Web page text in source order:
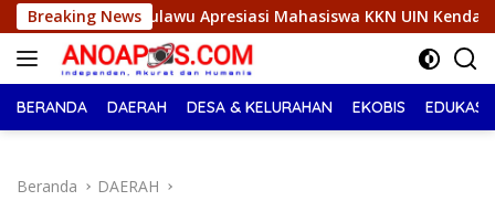
Langsung
ke
konten
Breaking News
UIN Kendari Lakukan Edukasi Keagamaan Kepada
BERANDA DAERAH DESA & KELURAHAN EKOBIS EDUKASI
Beranda DAERAH